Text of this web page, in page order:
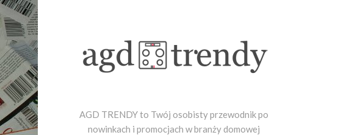
AGD TRENDY to Twój osobisty przewodnik po
nowinkach i promocjach w branży domowej